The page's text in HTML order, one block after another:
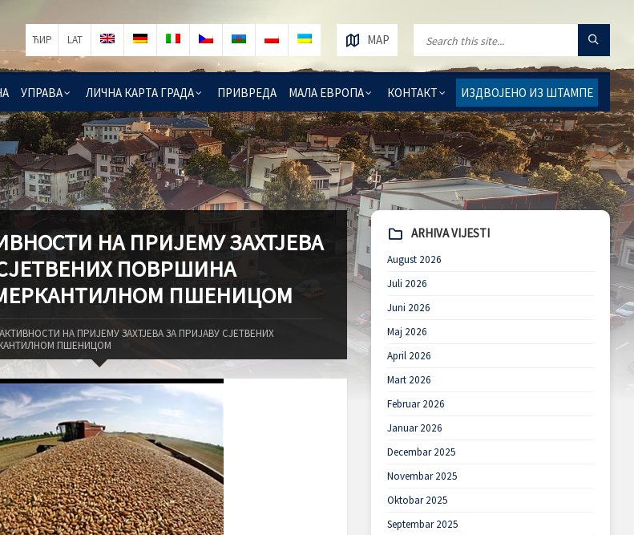
УПРАВА ЛИЧНА КАРТА ГРАДА ПРИВРЕДА МАЛА ЕВРОПА КОНТАКТ ИЗДВОЈЕНО ИЗ ШТАМПЕ
MAP
ЋИР LAT
НА ПРИЈЕМУ ЗАХТЈЕВА
ПОВРШИНА
ПШЕНИЦОМ
НА ПРИЈЕМУ ЗАХТЈЕВА ЗА ПРИЈАВУ СЈЕТВЕНИХ
ПШЕНИЦОМ
ARHIVA VIJESTI
August 2026
Juli 2026
Juni 2026
Maj 2026
April 2026
Mart 2026
Februar 2026
Januar 2026
Decembar 2025
Novembar 2025
Oktobar 2025
Septembar 2025